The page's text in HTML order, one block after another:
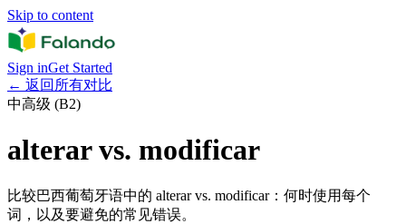
Skip to content
Sign inGet Started
← 返回所有对比
中高级 (B2)
alterar vs. modificar
比较巴西葡萄牙语中的 alterar vs. modificar：何时使用每个
词，以及要避免的常见错误。